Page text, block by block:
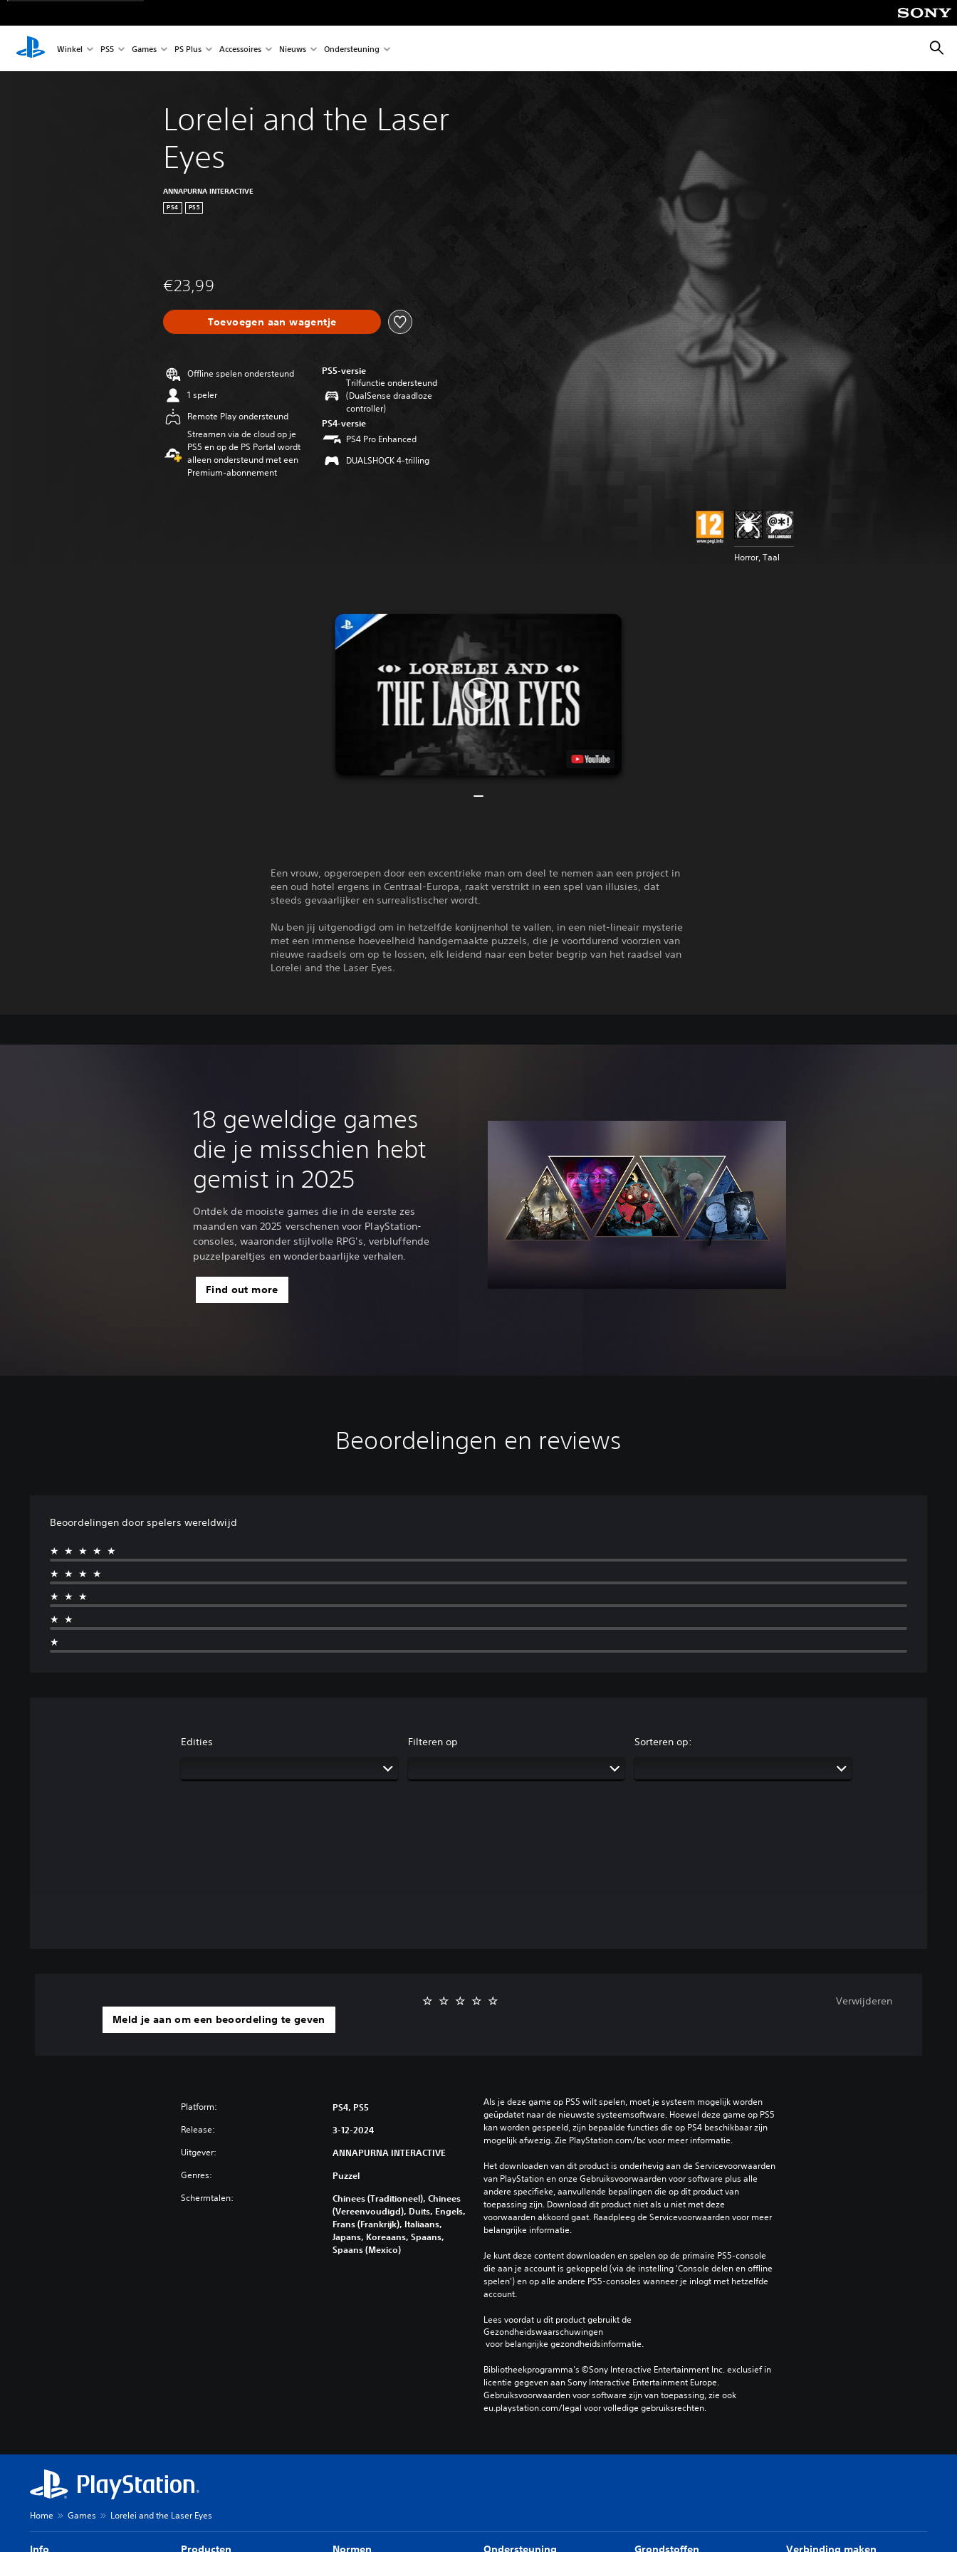
Winkel PS5 Games PS Plus Accessoires Nieuws Ondersteuning
Lorelei and the Laser
Eyes
ANNAPURNA INTERACTIVE
PS4 PS5
€23,99
Toevoegen aan wagentje
Offline spelen ondersteund
1 speler
Remote Play ondersteund
Streamen via de cloud op je
PS5 en op de PS Portal wordt
alleen ondersteund met een
Premium-abonnement
PS5-versie
Trilfunctie ondersteund
(DualSense draadloze
controller)
PS4-versie
PS4 Pro Enhanced
DUALSHOCK 4-trilling
Horror, Taal
Een vrouw, opgeroepen door een excentrieke man om deel te nemen aan een project in
een oud hotel ergens in Centraal-Europa, raakt verstrikt in een spel van illusies, dat
steeds gevaarlijker en surrealistischer wordt.
Nu ben jij uitgenodigd om in hetzelfde konijnenhol te vallen, in een niet-lineair mysterie
met een immense hoeveelheid handgemaakte puzzels, die je voortdurend voorzien van
nieuwe raadsels om op te lossen, elk leidend naar een beter begrip van het raadsel van
Lorelei and the Laser Eyes.
‎18 geweldige games
die je misschien hebt
gemist in 2025
Ontdek de mooiste games die in de eerste zes
maanden van 2025 verschenen voor PlayStation-
consoles, waaronder stijlvolle RPG's, verbluffende
puzzelpareltjes en wonderbaarlijke verhalen.
Find out more
Beoordelingen en reviews
Beoordelingen door spelers wereldwijd
★★★★★
★★★★
★★★
★★
★
Edities Filteren op Sorteren op:
Meld je aan om een beoordeling te geven
Verwijderen
Platform: PS4, PS5
Release: 3-12-2024
Uitgever: ANNAPURNA INTERACTIVE
Genres: Puzzel
Schermtalen:
Chinees (Traditioneel), Chinees
(Vereenvoudigd), Duits, Engels,
Frans (Frankrijk), Italiaans,
Japans, Koreaans, Spaans,
Spaans (Mexico)
Als je deze game op PS5 wilt spelen, moet je systeem mogelijk worden
geüpdatet naar de nieuwste systeemsoftware. Hoewel deze game op PS5
kan worden gespeeld, zijn bepaalde functies die op PS4 beschikbaar zijn
mogelijk afwezig. Zie PlayStation.com/bc voor meer informatie.
Het downloaden van dit product is onderhevig aan de Servicevoorwaarden
van PlayStation en onze Gebruiksvoorwaarden voor software plus alle
andere specifieke, aanvullende bepalingen die op dit product van
toepassing zijn. Download dit product niet als u niet met deze
voorwaarden akkoord gaat. Raadpleeg de Servicevoorwaarden voor meer
belangrijke informatie.
Je kunt deze content downloaden en spelen op de primaire PS5-console
die aan je account is gekoppeld (via de instelling 'Console delen en offline
spelen') en op alle andere PS5-consoles wanneer je inlogt met hetzelfde
account.
Lees voordat u dit product gebruikt de
Gezondheidswaarschuwingen
voor belangrijke gezondheidsinformatie.
Bibliotheekprogramma's ©Sony Interactive Entertainment Inc. exclusief in
licentie gegeven aan Sony Interactive Entertainment Europe.
Gebruiksvoorwaarden voor software zijn van toepassing, zie ook
eu.playstation.com/legal voor volledige gebruiksrechten.
Home Games Lorelei and the Laser Eyes
Info Producten Normen Ondersteuning Grondstoffen Verbinding maken